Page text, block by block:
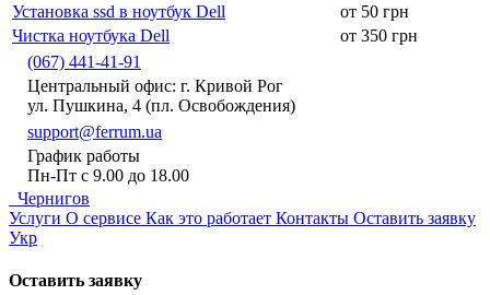
Установка ssd в ноутбук Dell
от 50 грн
Чистка ноутбука Dell
от 350 грн
(067) 441-41-91
Центральный офис: г. Кривой Рог
ул. Пушкина, 4 (пл. Освобождения)
support@ferrum.ua
График работы
Пн-Пт с 9.00 до 18.00
Чернигов
Услуги О сервисе Как это работает Контакты Оставить заявку
Укр
Оставить заявку